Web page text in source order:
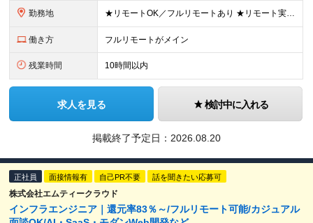
勤務地 ★リモートOK／フルリモートあり ★リモート実施率90%以上 ★一都三県のプロジェクト先 ★転居を伴う転勤なし ＜理想の働き方を実現できます！＞ ・フルリモート ・リモートと出社のハイブリッド ・フ
働き方 フルリモートがメイン
残業時間 10時間以内
求人を見る 検討中に入れる
掲載終了予定日： 2026.08.20
正社員 面接情報有 自己PR不要 話を聞きたい応募可
株式会社エムティークラウド
インフラエンジニア｜還元率83％～/フルリモート可能/カジュアル